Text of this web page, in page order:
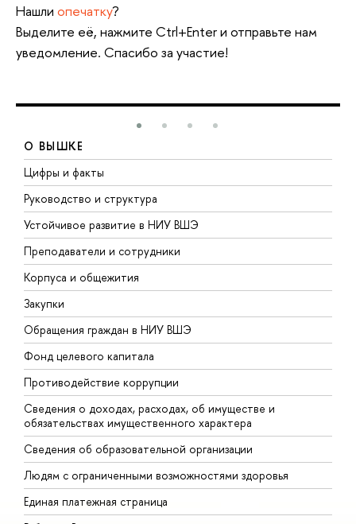
Нашли опечатку?
Выделите её, нажмите Ctrl+Enter и отправьте нам
уведомление. Спасибо за участие!
О ВЫШКЕ
Цифры и факты
Руководство и структура
Устойчивое развитие в НИУ ВШЭ
Преподаватели и сотрудники
Корпуса и общежития
Закупки
Обращения граждан в НИУ ВШЭ
Фонд целевого капитала
Противодействие коррупции
Сведения о доходах, расходах, об имуществе и
обязательствах имущественного характера
Сведения об образовательной организации
Людям с ограниченными возможностями здоровья
Единая платежная страница